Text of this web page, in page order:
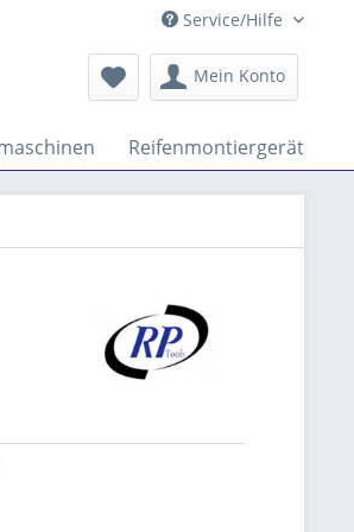
Service/Hilfe
Mein Konto
Reifenmontiergeräte